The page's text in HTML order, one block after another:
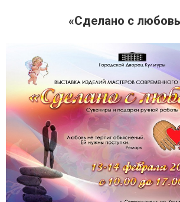
«Сделано с